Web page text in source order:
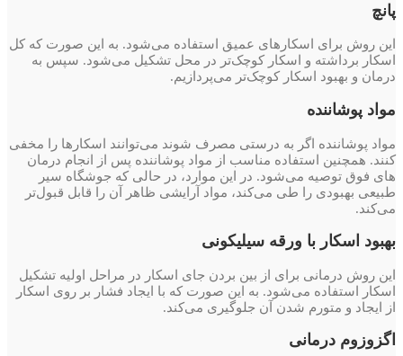
پانچ
این روش برای اسکارهای عمیق استفاده می‌شود. به این صورت که کل
اسکار برداشته و اسکار کوچک‌تر در محل تشکیل می‌شود. سپس به
درمان و بهبود اسکار کوچک‌تر می‌پردازیم.
مواد پوشاننده
مواد پوشاننده اگر به درستی مصرف شوند می‌توانند اسکارها را مخفی
کنند. همچنین استفاده مناسب از مواد پوشاننده پس از انجام درمان
های فوق توصیه می‌شود. در این موارد، در حالی که جوشگاه سیر
طبیعی بهبودی را طی می‌کند، مواد آرایشی ظاهر آن را قابل قبول‌تر
می‌کند.
بهبود اسکار با ورقه سیلیکونی
این روش درمانی برای از بین بردن جای اسکار در مراحل اولیه تشکیل
اسکار استفاده می‌شود. به این صورت که با ایجاد فشار بر روی اسکار
از ایجاد و متورم شدن آن جلوگیری می‌کند.
اگزوزوم درمانی